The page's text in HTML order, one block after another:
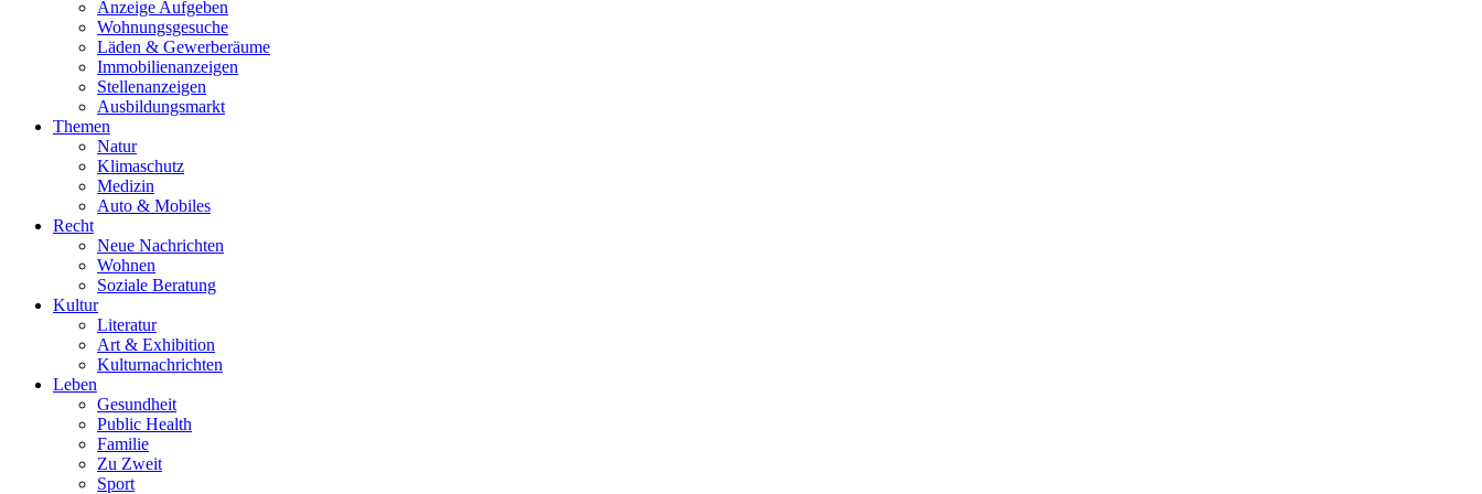
Anzeige Aufgeben
Wohnungsgesuche
Läden & Gewerberäume
Immobilienanzeigen
Stellenanzeigen
Ausbildungsmarkt
Themen
Natur
Klimaschutz
Medizin
Auto & Mobiles
Recht
Neue Nachrichten
Wohnen
Soziale Beratung
Kultur
Literatur
Art & Exhibition
Kulturnachrichten
Leben
Gesundheit
Public Health
Familie
Zu Zweit
Sport